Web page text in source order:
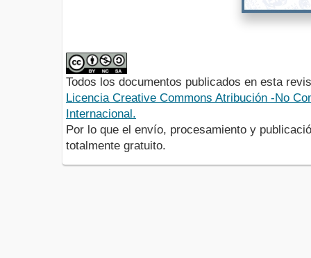
Todos los documentos publicados en esta
Licencia Creative Commons Atribución -No
Internacional.
Por lo que el envío, procesamiento y
totalmente gratuito.